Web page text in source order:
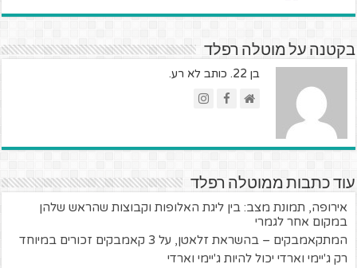
בקטנה על מוטלה רפלד
בן 22. כותב לא רע.
עוד כתבות ממוטלה רפלד
אירופה, תמונת מצב: בין ליגת האלופות וקבוצות שהראש שלהן
במקום אחר לגמרי
המתקאמבקים – בהשראת זלאטן, על 3 קאמבקים זכורים במיוחד
רק ג'יימי וארדי יכול להיות ג'יימי וארדי